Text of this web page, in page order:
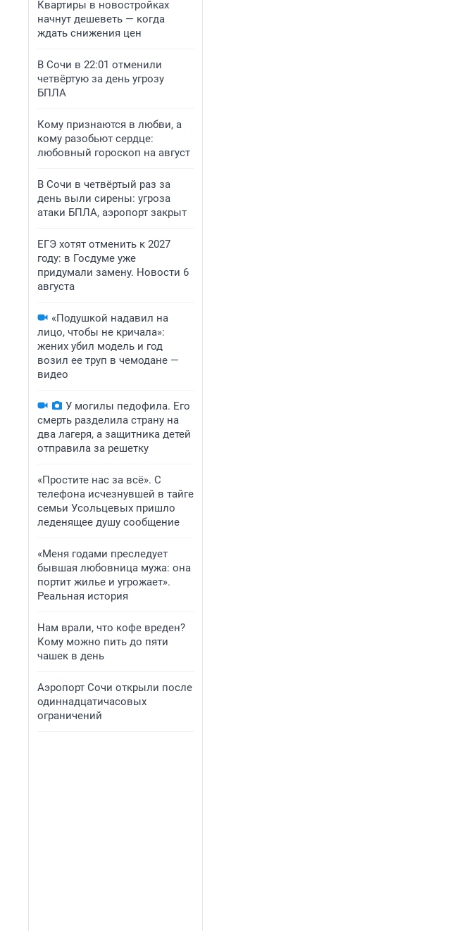
Квартиры в новостройках
начнут дешеветь — когда
ждать снижения цен
В Сочи в 22:01 отменили
четвёртую за день угрозу
БПЛА
Кому признаются в любви, а
кому разобьют сердце:
любовный гороскоп на август
В Сочи в четвёртый раз за
день выли сирены: угроза
атаки БПЛА, аэропорт закрыт
ЕГЭ хотят отменить к 2027
году: в Госдуме уже
придумали замену. Новости 6
августа
«Подушкой надавил на
лицо, чтобы не кричала»:
жених убил модель и год
возил ее труп в чемодане —
видео
У могилы педофила. Его
смерть разделила страну на
два лагеря, а защитника детей
отправила за решетку
«Простите нас за всё». С
телефона исчезнувшей в тайге
семьи Усольцевых пришло
леденящее душу сообщение
«Меня годами преследует
бывшая любовница мужа: она
портит жилье и угрожает».
Реальная история
Нам врали, что кофе вреден?
Кому можно пить до пяти
чашек в день
Аэропорт Сочи открыли после
одиннадцатичасовых
ограничений